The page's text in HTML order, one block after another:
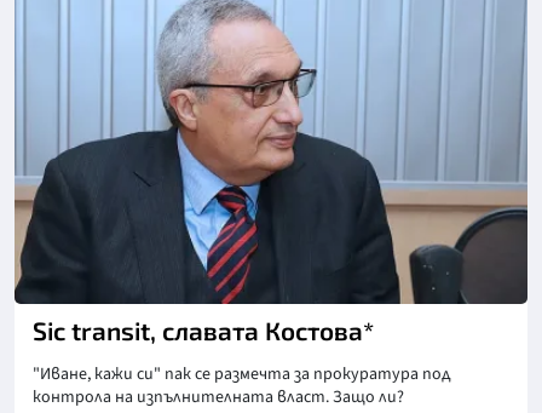
Снимка: БНР
Sic transit, славата Костова*
"Иване, кажи си" пак се размечта за прокуратура под
контрола на изпълнителната власт. Защо ли?